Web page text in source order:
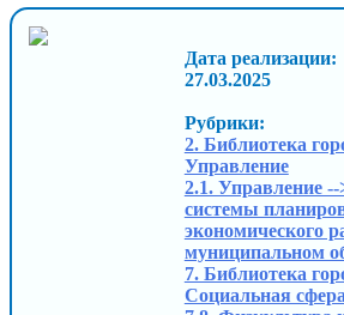
Дата реализации:
27.03.2025
Рубрики:
2. Библиотека
Управление
2.1. Управление --
системы
экономического
муниципальном
7. Библиотека
Социальная